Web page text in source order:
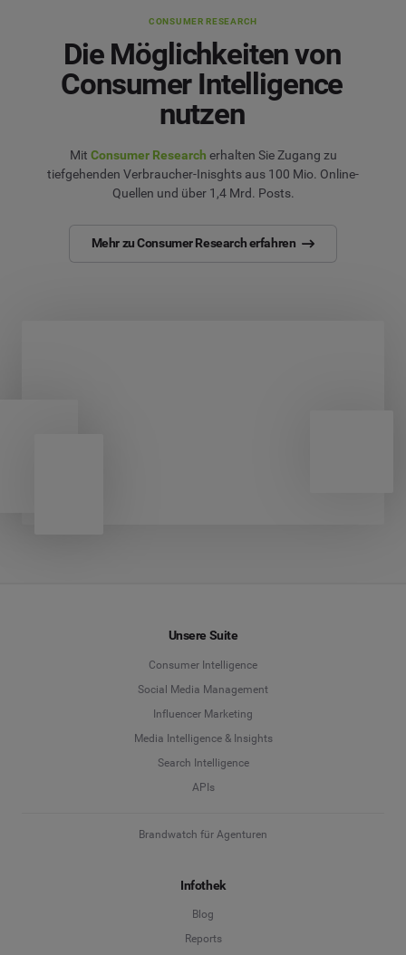
CONSUMER RESEARCH
Die Möglichkeiten von
Consumer Intelligence
nutzen
Mit Consumer Research erhalten Sie Zugang zu
tiefgehenden Verbraucher-Inisghts aus 100 Mio. Online-
Quellen und über 1,4 Mrd. Posts.
Mehr zu Consumer Research erfahren
Unsere Suite
Consumer Intelligence
Social Media Management
Influencer Marketing
Media Intelligence & Insights
Search Intelligence
APIs
Brandwatch für Agenturen
Infothek
Blog
Reports